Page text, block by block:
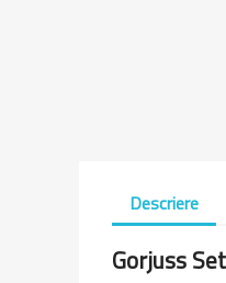
Descriere
Gorjuss